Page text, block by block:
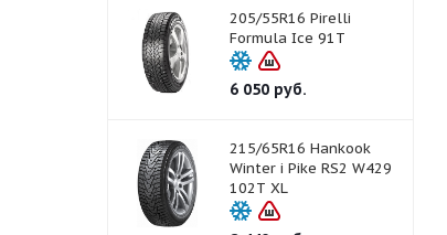
205/55R16 Pirelli
Formula Ice 91T
6 050руб.
215/65R16 Hankook
Winter i Pike RS2 W429
102T XL